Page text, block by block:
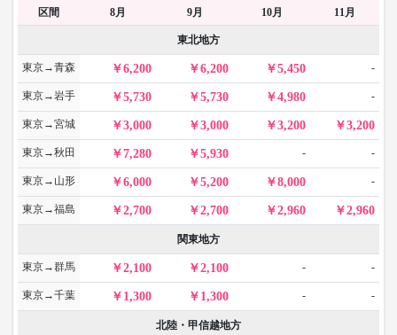
区間 8月 9月 10月 11月
東北地方
東京→青森 6,200 6,200 5,450 -
東京→岩手 5,730 5,730 4,980 -
東京→宮城 3,000 3,000 3,200 3,200
東京→秋田 7,280 5,930 - -
東京→山形 6,000 5,200 8,000 -
東京→福島 2,700 2,700 2,960 2,960
関東地方
東京→群馬 2,100 2,100 - -
東京→千葉 1,300 1,300 - -
北陸・甲信越地方